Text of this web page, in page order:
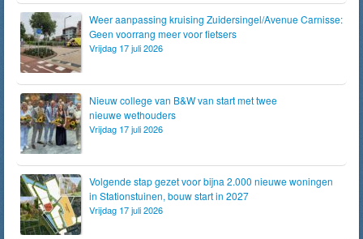
Weer aanpassing kruising Zuidersingel/Avenue Carnisse:
Geen voorrang meer voor fietsers
Vrijdag 17 juli 2026
Nieuw college van B&W van start met twee
nieuwe wethouders
Vrijdag 17 juli 2026
Volgende stap gezet voor bijna 2.000 nieuwe woningen
in Stationstuinen, bouw start in 2027
Vrijdag 17 juli 2026